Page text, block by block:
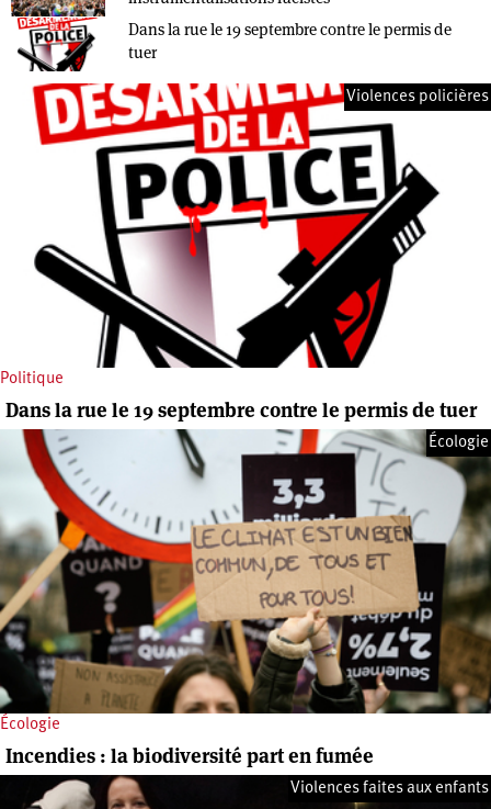
Dans la rue le 19 septembre contre le permis de
tuer
Politique
Violences policières
Dans la rue le 19 septembre contre le permis de tuer
Écologie
Écologie
Incendies : la biodiversité part en fumée
Violences faites aux enfants